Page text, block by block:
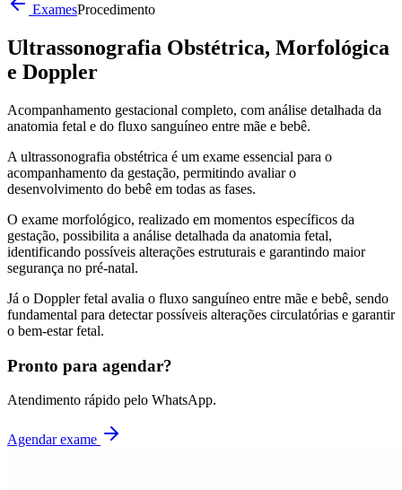
ExamesProcedimento
Ultrassonografia Obstétrica, Morfológica
e Doppler
Acompanhamento gestacional completo, com análise detalhada da
anatomia fetal e do fluxo sanguíneo entre mãe e bebê.
A ultrassonografia obstétrica é um exame essencial para o
acompanhamento da gestação, permitindo avaliar o
desenvolvimento do bebê em todas as fases.
O exame morfológico, realizado em momentos específicos da
gestação, possibilita a análise detalhada da anatomia fetal,
identificando possíveis alterações estruturais e garantindo maior
segurança no pré-natal.
Já o Doppler fetal avalia o fluxo sanguíneo entre mãe e bebê, sendo
fundamental para detectar possíveis alterações circulatórias e garantir
o bem-estar fetal.
Pronto para agendar?
Atendimento rápido pelo WhatsApp.
Agendar exame